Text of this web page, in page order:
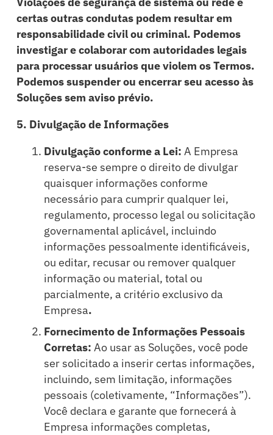
Sobre
Entrar
Português
certas outras condutas podem resultar em
responsabilidade civil ou criminal. Podemos
investigar e colaborar com autoridades legais
para processar usuários que violem os Termos.
Podemos suspender ou encerrar seu acesso às
Soluções sem aviso prévio.
5. Divulgação de Informações
Divulgação conforme a Lei: A Empresa
reserva-se sempre o direito de divulgar
quaisquer informações conforme
necessário para cumprir qualquer lei,
regulamento, processo legal ou solicitação
governamental aplicável, incluindo
informações pessoalmente identificáveis,
ou editar, recusar ou remover qualquer
informação ou material, total ou
parcialmente, a critério exclusivo da
Empresa.
Fornecimento de Informações Pessoais
Corretas: Ao usar as Soluções, você pode
ser solicitado a inserir certas informações,
incluindo, sem limitação, informações
pessoais (coletivamente, “Informações”).
Você declara e garante que fornecerá à
Empresa informações completas,